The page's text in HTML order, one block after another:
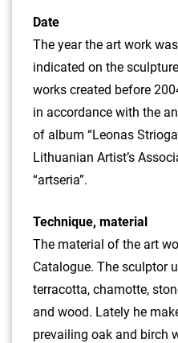
Date
The year the art work
indicated on the
works created before
in accordance with the
of album “Leonas
Lithuanian Artist’s
“artseria”.
Technique, material
The material of the art
Catalogue. The sculptor
terracotta, chamotte,
and wood. Lately he
prevailing oak and birch